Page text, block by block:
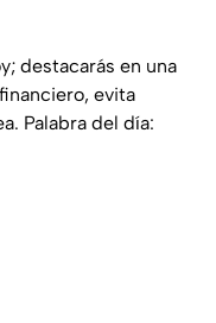
destacarás en una
evita
Palabra del día: